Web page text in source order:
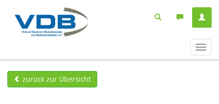
ein-/
zurück zur Übersicht